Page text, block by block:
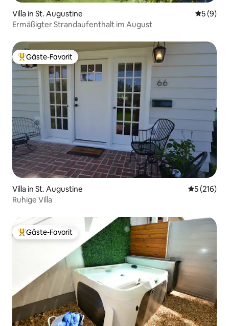
Villa in St. Augustine
5 (9)
Ermäßigter Strandaufenthalt im August
Beliebter Gäste-Favorit.
Gäste-Favorit
Villa in St. Augustine
5 (216)
Ruhige Villa
Beliebter Gäste-Favorit.
Gäste-Favorit